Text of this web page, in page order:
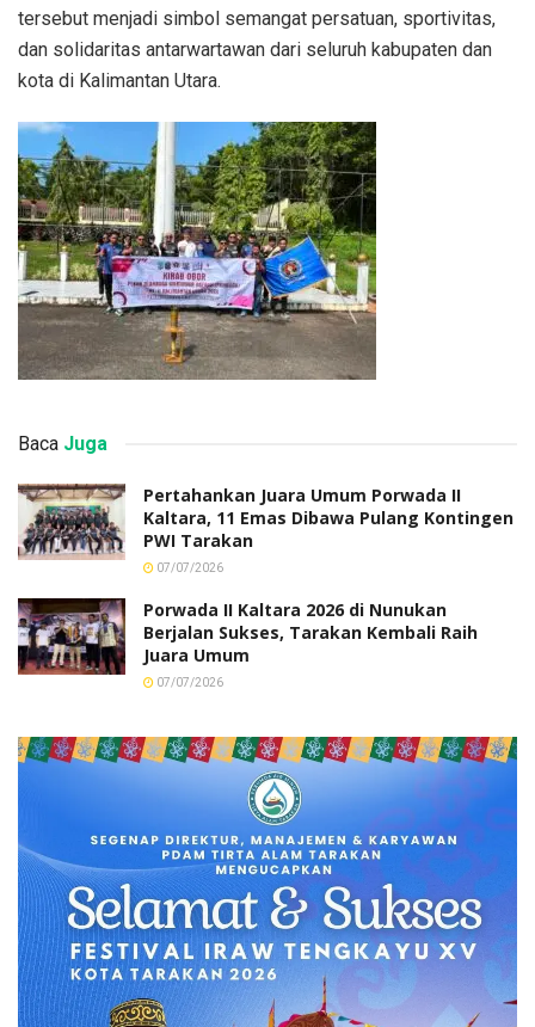
tersebut menjadi simbol semangat persatuan, sportivitas,
dan solidaritas antarwartawan dari seluruh kabupaten dan
kota di Kalimantan Utara.
Baca Juga
Pertahankan Juara Umum Porwada II
Kaltara, 11 Emas Dibawa Pulang Kontingen
PWI Tarakan
07/07/2026
Porwada II Kaltara 2026 di Nunukan
Berjalan Sukses, Tarakan Kembali Raih
Juara Umum
07/07/2026